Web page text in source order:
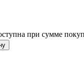
при сумме